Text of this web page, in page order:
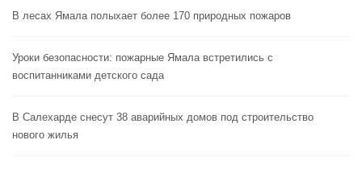
В лесах Ямала полыхает более 170 природных пожаров
Уроки безопасности: пожарные Ямала встретились с
воспитанниками детского сада
В Салехарде снесут 38 аварийных домов под строительство
нового жилья